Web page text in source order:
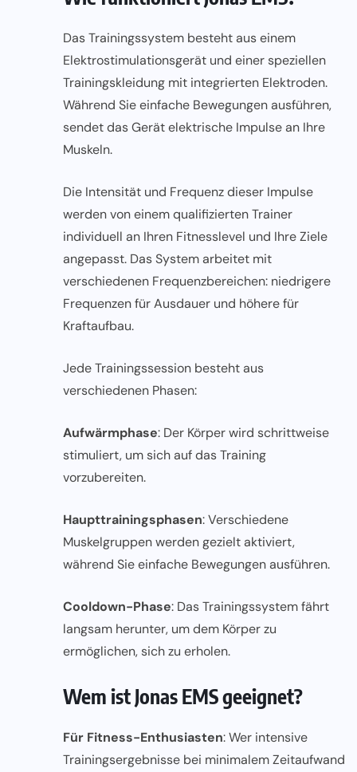
Das Trainingssystem besteht aus einem
Elektrostimulationsgerät und einer speziellen
Trainingskleidung mit integrierten Elektroden.
Während Sie einfache Bewegungen ausführen,
sendet das Gerät elektrische Impulse an Ihre
Muskeln.
Die Intensität und Frequenz dieser Impulse
werden von einem qualifizierten Trainer
individuell an Ihren Fitnesslevel und Ihre Ziele
angepasst. Das System arbeitet mit
verschiedenen Frequenzbereichen: niedrigere
Frequenzen für Ausdauer und höhere für
Kraftaufbau.
Jede Trainingssession besteht aus
verschiedenen Phasen:
Aufwärmphase: Der Körper wird schrittweise
stimuliert, um sich auf das Training
vorzubereiten.
Haupttrainingsphasen: Verschiedene
Muskelgruppen werden gezielt aktiviert,
während Sie einfache Bewegungen ausführen.
Cooldown-Phase: Das Trainingssystem fährt
langsam herunter, um dem Körper zu
ermöglichen, sich zu erholen.
Wem ist Jonas EMS geeignet?
Für Fitness-Enthusiasten: Wer intensive
Trainingsergebnisse bei minimalem Zeitaufwand